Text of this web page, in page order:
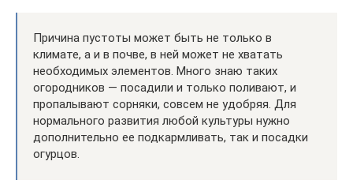
Причина пустоты может быть не только в
климате, а и в почве, в ней может не хватать
необходимых элементов. Много знаю таких
огородников — посадили и только поливают, и
пропалывают сорняки, совсем не удобряя. Для
нормального развития любой культуры нужно
дополнительно ее подкармливать, так и посадки
огурцов.